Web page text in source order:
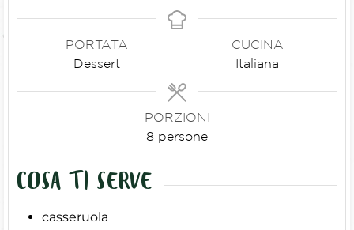
PORTATA
Dessert
CUCINA
Italiana
PORZIONI
8 persone
COSA TI SERVE
casseruola